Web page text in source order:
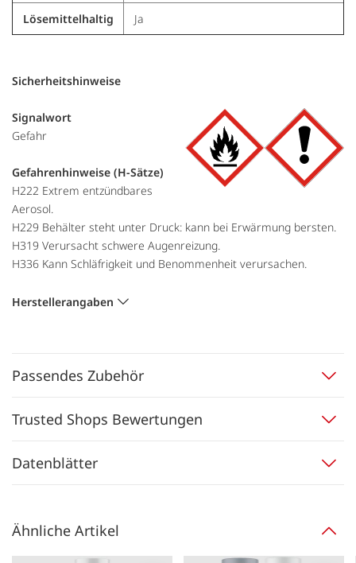
Lösemittelhaltig Ja
Sicherheitshinweise
Signalwort
Gefahr
Gefahrenhinweise (H-Sätze)
H222 Extrem entzündbares
Aerosol.
H229 Behälter steht unter Druck: kann bei Erwärmung bersten.
H319 Verursacht schwere Augenreizung.
H336 Kann Schläfrigkeit und Benommenheit verursachen.
Herstellerangaben
Passendes Zubehör
Trusted Shops Bewertungen
Datenblätter
Ähnliche Artikel